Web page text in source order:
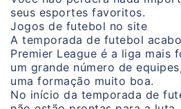
seus esportes favoritos.
Jogos de futebol no site
A temporada de futebol
Premier League é a liga mais
um grande número de
uma formação muito boa.
No início da temporada de